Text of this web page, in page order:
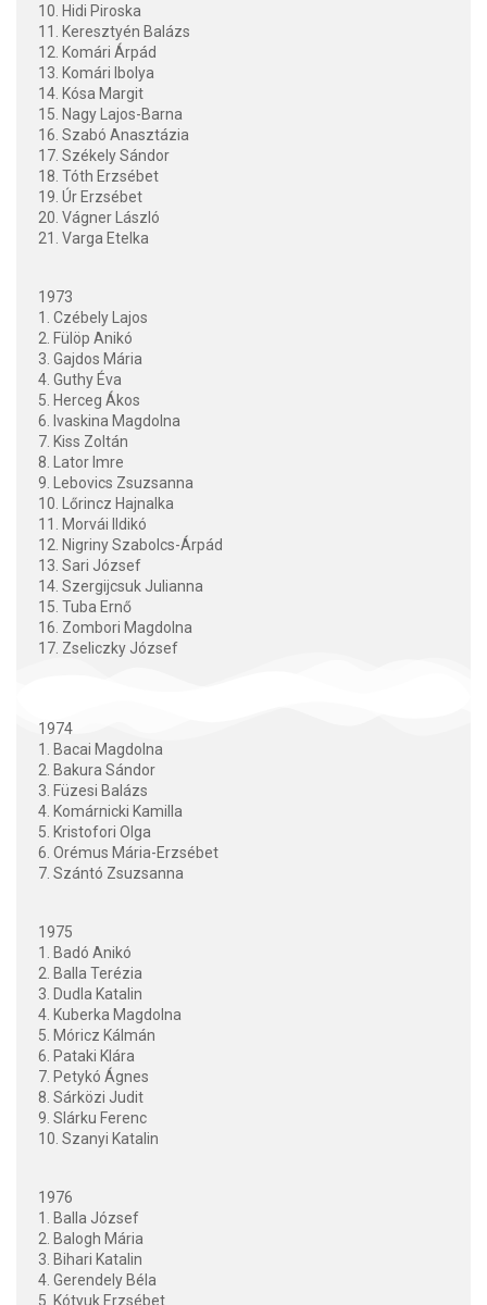
10. Hidi Piroska
11. Keresztyén Balázs
12. Komári Árpád
13. Komári Ibolya
14. Kósa Margit
15. Nagy Lajos-Barna
16. Szabó Anasztázia
17. Székely Sándor
18. Tóth Erzsébet
19. Úr Erzsébet
20. Vágner László
21. Varga Etelka
1973
1. Czébely Lajos
2. Fülöp Anikó
3. Gajdos Mária
4. Guthy Éva
5. Herceg Ákos
6. Ivaskina Magdolna
7. Kiss Zoltán
8. Lator Imre
9. Lebovics Zsuzsanna
10. Lőrincz Hajnalka
11. Morvái Ildikó
12. Nigriny Szabolcs-Árpád
13. Sari József
14. Szergijcsuk Julianna
15. Tuba Ernő
16. Zombori Magdolna
17. Zseliczky József
1974
1. Bacai Magdolna
2. Bakura Sándor
3. Füzesi Balázs
4. Komárnicki Kamilla
5. Kristofori Olga
6. Orémus Mária-Erzsébet
7. Szántó Zsuzsanna
1975
1. Badó Anikó
2. Balla Terézia
3. Dudla Katalin
4. Kuberka Magdolna
5. Móricz Kálmán
6. Pataki Klára
7. Petykó Ágnes
8. Sárközi Judit
9. Slárku Ferenc
10. Szanyi Katalin
1976
1. Balla József
2. Balogh Mária
3. Bihari Katalin
4. Gerendely Béla
5. Kótyuk Erzsébet